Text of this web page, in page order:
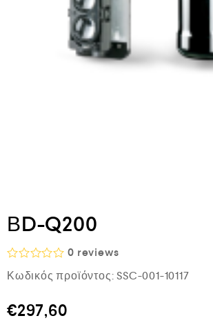
ΒD-Q200
Β
α
μ
ο
0 reviews
Κωδικός προϊόντος: SSC-001-10117
€297,60